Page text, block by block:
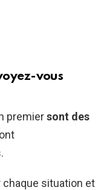
vous
premiersont des
chaque situation et